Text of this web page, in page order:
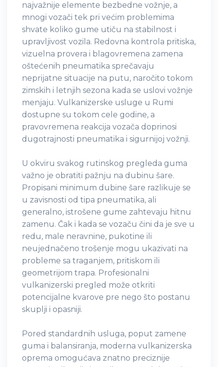
najvažnije elemente bezbedne vožnje, a
mnogi vozači tek pri većim problemima
shvate koliko gume utiču na stabilnost i
upravljivost vozila. Redovna kontrola pritiska,
vizuelna provera i blagovremena zamena
oštećenih pneumatika sprečavaju
neprijatne situacije na putu, naročito tokom
zimskih i letnjih sezona kada se uslovi vožnje
menjaju. Vulkanizerske usluge u Rumi
dostupne su tokom cele godine, a
pravovremena reakcija vozača doprinosi
dugotrajnosti pneumatika i sigurnijoj vožnji.
U okviru svakog rutinskog pregleda guma
važno je obratiti pažnju na dubinu šare.
Propisani minimum dubine šare razlikuje se
u zavisnosti od tipa pneumatika, ali
generalno, istrošene gume zahtevaju hitnu
zamenu. Čak i kada se vozaču čini da je sve u
redu, male neravnine, pukotine ili
neujednačeno trošenje mogu ukazivati na
probleme sa traganjem, pritiskom ili
geometrijom trapa. Profesionalni
vulkanizerski pregled može otkriti
potencijalne kvarove pre nego što postanu
skuplji i opasniji.
Pored standardnih usluga, poput zamene
guma i balansiranja, moderna vulkanizerska
oprema omogućava znatno preciznije